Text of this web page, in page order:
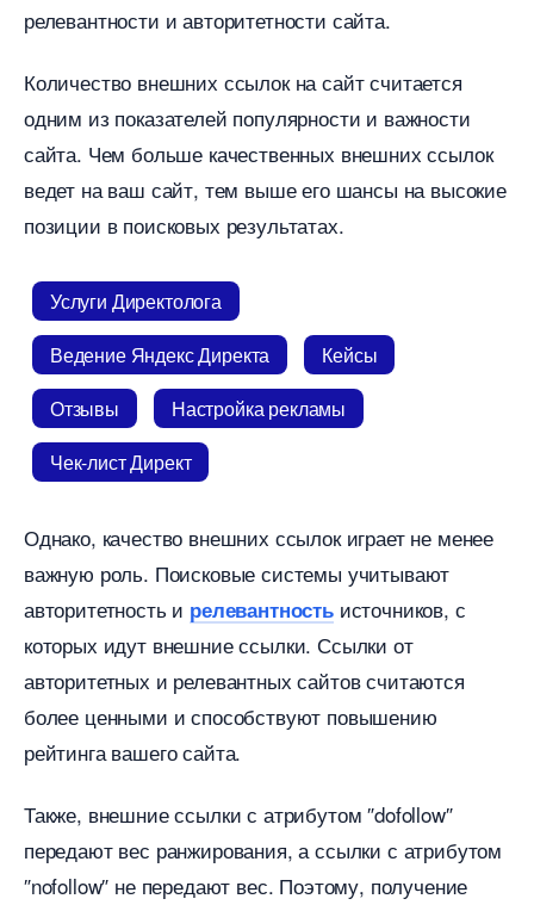
релевантности и авторитетности сайта.​
Количество внешних ссылок на сайт считается
одним из показателей популярности и важности
сайта.​ Чем больше качественных внешних ссылок
едет на ваш сайт, тем выше его шансы на высокие
позиции в поисковых результатах.​
Услуги Директолога
едение Яндекс Директа
Кейсы
Отзывы
Настройка рекламы
Чек-лист Директ
Однако, качество внешних ссылок играет не менее
ажную роль.​ Поисковые системы учитывают
авторитетность и релевантностьисточников, с
которых идут внешние ссылки.​ Ссылки от
авторитетных и релевантных сайтов считаются
олее ценными и способствуют повышению
рейтинга вашего сайта.​
Также, внешние ссылки с атрибутом ″dofollow″
передают вес ранжирования, а ссылки с атрибутом
″nofollow″ не передают вес.​ Поэтому, получение